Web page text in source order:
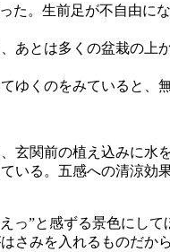
た。生前足が不自由
あとは多くの盆栽の
くのをみていると、
関前の植え込みに水
いる。五感への清涼
”と感ずる景色にし
さみを入れるものだ